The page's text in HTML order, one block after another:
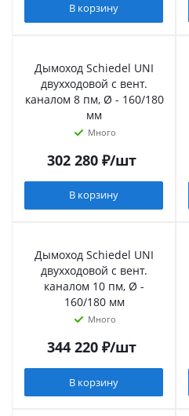
В корзину
Дымоход Schiedel UNI
двухходовой с вент.
каналом 8 пм, Ø - 160/180
мм
Много
302 280₽/шт
В корзину
Дымоход Schiedel UNI
двухходовой с вент.
каналом 10 пм, Ø -
160/180 мм
Много
344 220₽/шт
В корзину